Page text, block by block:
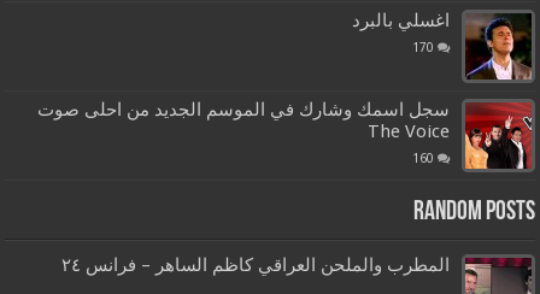
اغسلي بالبرد
170
سجل اسمك وشارك في الموسم الجديد من احلى صوت
The Voice
160
Random Posts
المطرب والملحن العراقي كاظم الساهر – فرانس ٢٤